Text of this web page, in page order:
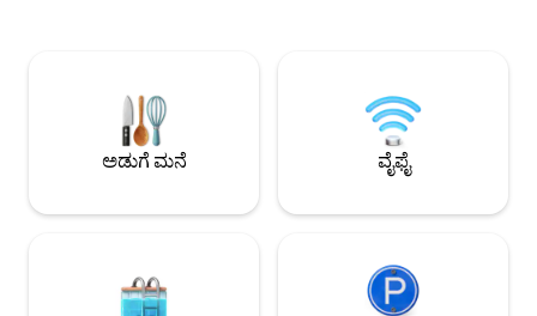
ರಾತ್ರಿ (ಬೀಚ್ ಚೇರ್‌ಗಳು, ಛತ್ರಿ ಮತ್ತು ಟವೆಲ್‌ಗಳು -
ವೈಫೈ - ಜಿಮ್) •ವ್ಯಾಲೆಟ್ ಪಾರ್ಕಿಂಗ್: $35/ರಾತ್ರಿ
(ನೀವು ಕಾರನ್ನು ತಂದರೆ ಮಾತ್ರ) • ಕನಿಷ್ಠ ವಯಸ್ಸು +21
ದಯವಿಟ್ಟು
ತದನಂತರ ಬುಕ್ ಮಾಡಿ.
ಸಂತೋಷವಾಗಿದೆ.
ಅಡುಗೆ ಮನೆ ವೈಫೈ